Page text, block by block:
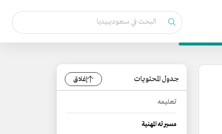
جدول المحتويات إغلاق
تعليمه
مسيرته المهنية